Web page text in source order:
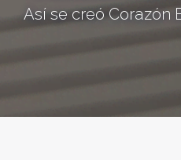
Así se creó Corazón